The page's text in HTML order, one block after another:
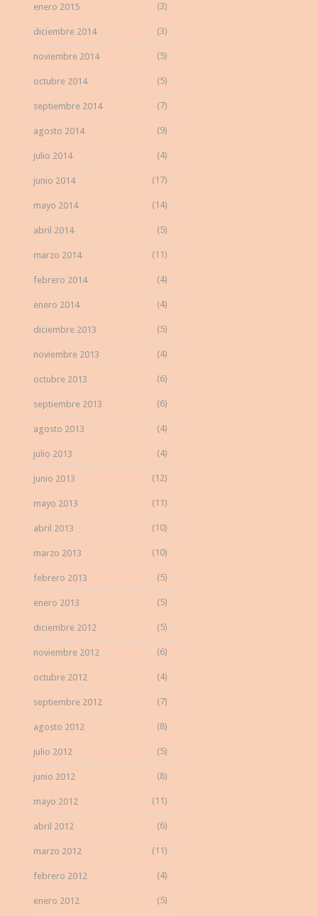
enero 2015 (3)
diciembre 2014 (3)
noviembre 2014 (5)
octubre 2014 (5)
septiembre 2014 (7)
agosto 2014 (9)
julio 2014 (4)
junio 2014 (17)
mayo 2014 (14)
abril 2014 (5)
marzo 2014 (11)
febrero 2014 (4)
enero 2014 (4)
diciembre 2013 (5)
noviembre 2013 (4)
octubre 2013 (6)
septiembre 2013 (6)
agosto 2013 (4)
julio 2013 (4)
junio 2013 (12)
mayo 2013 (11)
abril 2013 (10)
marzo 2013 (10)
febrero 2013 (5)
enero 2013 (5)
diciembre 2012 (5)
noviembre 2012 (6)
octubre 2012 (4)
septiembre 2012 (7)
agosto 2012 (8)
julio 2012 (5)
junio 2012 (8)
mayo 2012 (11)
abril 2012 (6)
marzo 2012 (11)
febrero 2012 (4)
enero 2012 (5)